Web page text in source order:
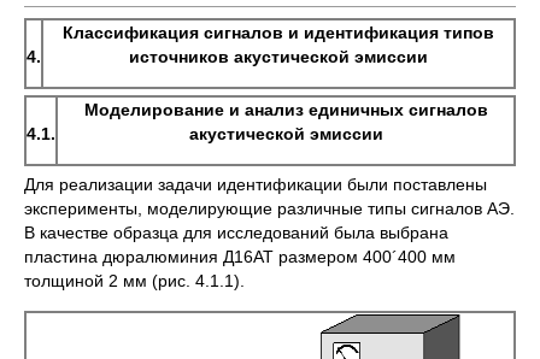
4.
Классификация сигналов и идентификация типов
источников акустической эмиссии
4.1.
Моделирование и анализ единичных сигналов
акустической эмиссии
Для реализации задачи идентификации были поставлены
эксперименты, моделирующие различные типы сигналов АЭ.
В качестве образца для исследований была выбрана
пластина дюралюминия Д16АТ размером 400´400 мм
толщиной 2 мм (рис. 4.1.1).